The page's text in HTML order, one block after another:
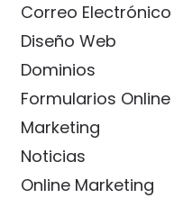
Correo Electrónico
Diseño Web
Dominios
Formularios Online
Marketing
Noticias
Online Marketing